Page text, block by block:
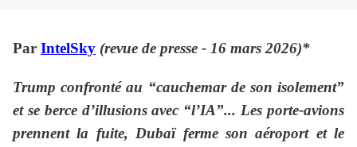
Par IntelSky (revue de presse - 16 mars 2026)*
Trump confronté au “cauchemar de son isolement”
et se berce d’illusions avec “l’IA”... Les porte-avions
prennent la fuite, Dubaï ferme son aéroport et le